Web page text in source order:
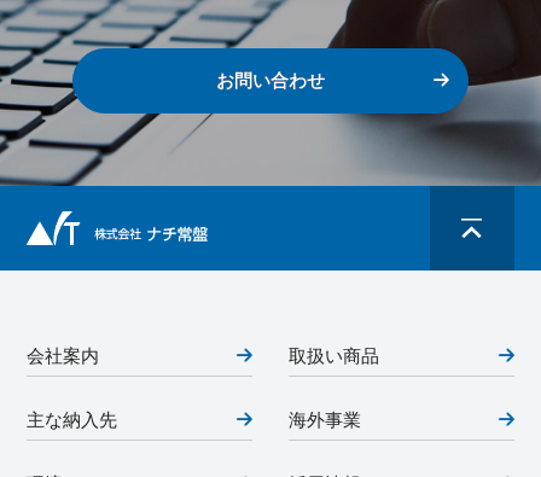
お問い合わせ
会社案内 取扱い商品
主な納入先 海外事業